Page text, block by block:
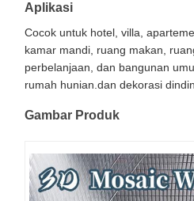
Aplikasi
Cocok untuk hotel, villa,
kamar mandi, ruang makan,
perbelanjaan, dan bangunan
rumah hunian.dan dekorasi
Gambar Produk